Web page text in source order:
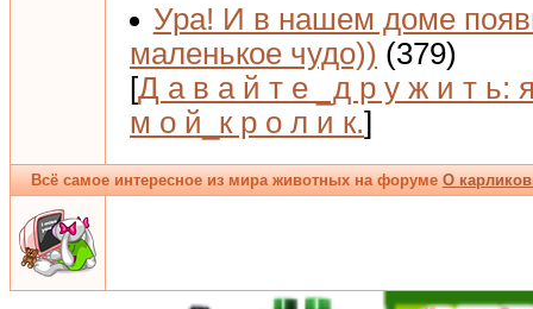
Ура! И в нашем доме
маленькое чудо)) (379)
[Д а в а й т е _д р у ж и т ь:
м о й_к р о л и к.]
Всё самое интересное из мира животных на форумеО